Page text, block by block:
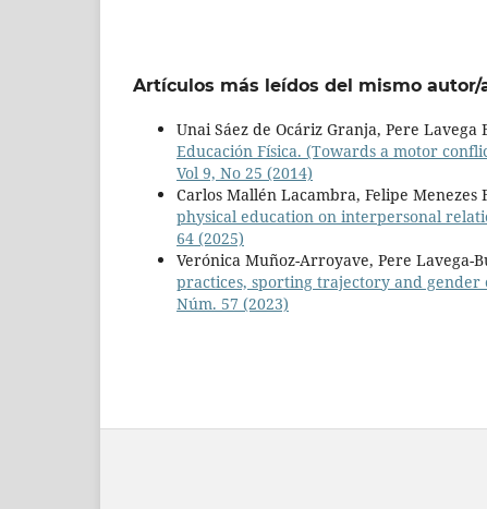
Artículos más leídos del mismo autor/
Unai Sáez de Ocáriz Granja, Pere Lavega
Educación Física. (Towards a motor
Vol 9, No 25 (2014)
Carlos Mallén Lacambra, Felipe Menezes
physical education on interpersonal
64 (2025)
Verónica Muñoz-Arroyave, Pere Lavega-
practices, sporting trajectory and
Núm. 57 (2023)